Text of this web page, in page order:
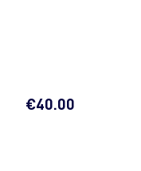
€40.00